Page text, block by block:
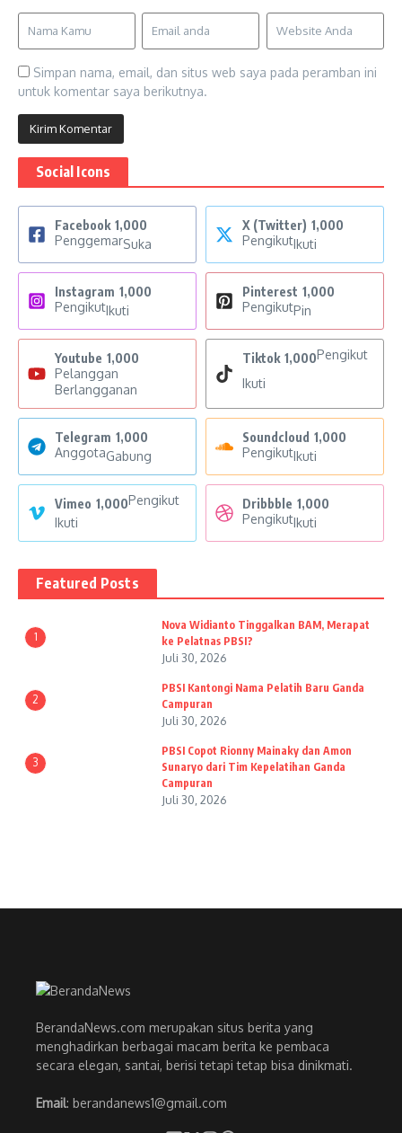
Simpan nama, email, dan situs web saya pada peramban ini
untuk komentar saya berikutnya.
Social Icons
Facebook 1,000
PenggemarSuka
X (Twitter) 1,000
PengikutIkuti
Instagram 1,000
PengikutIkuti
Pinterest 1,000
PengikutPin
Youtube 1,000
Pelanggan
Berlangganan
Tiktok 1,000Pengikut
Ikuti
Telegram 1,000
AnggotaGabung
Soundcloud 1,000
PengikutIkuti
Vimeo 1,000Pengikut
Ikuti
Dribbble 1,000
PengikutIkuti
Featured Posts
1
Nova Widianto Tinggalkan BAM, Merapat
ke Pelatnas PBSI?
Juli 30, 2026
2
PBSI Kantongi Nama Pelatih Baru Ganda
Campuran
Juli 30, 2026
3
PBSI Copot Rionny Mainaky dan Amon
Sunaryo dari Tim Kepelatihan Ganda
Campuran
Juli 30, 2026
BerandaNews.com merupakan situs berita yang
menghadirkan berbagai macam berita ke pembaca
secara elegan, santai, berisi tetapi tetap bisa dinikmati.
Email: berandanews1@gmail.com